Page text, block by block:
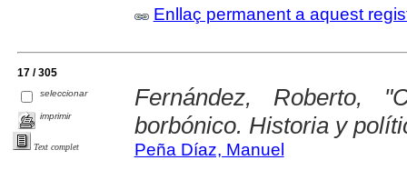
Enllaç permanent a aquest
17 / 305
seleccionar
imprimir
Text complet
Fernández, Roberto,
borbónico. Historia y
Peña Díaz, Manuel